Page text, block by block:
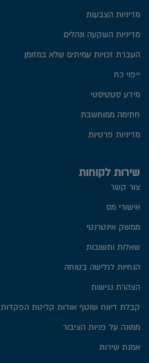
מדיניות הצבעות
מדיניות השקעה ונהלים
העברת זכויות עמיתים שלא במזומן
ייפוי כח
מידע סטטיסטי
חתימה ממוחשבת
מדיניות פרטיות​
שירות לקוחות
צור קשר
אישורי מס
ממשק אינטרנטי
שאלות ותשובות
הנחיות לגלישה בטוחה
הצהרת נגישות
קבלת דיווח שוטף אודות קליטת הפקדות
ממונה על פניות הציבור
אמנת שירות